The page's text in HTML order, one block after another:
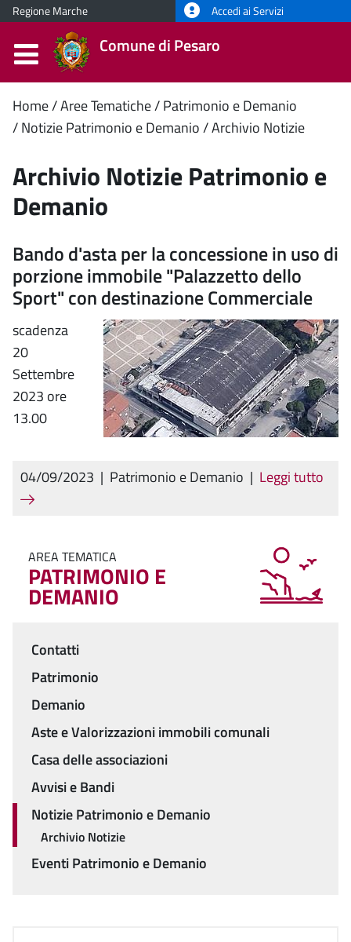
Regione Marche Accedi ai Servizi
Comune di Pesaro
Contenuto
Home Aree Tematiche Patrimonio e Demanio
Notizie Patrimonio e Demanio Archivio Notizie
Archivio Notizie Patrimonio e
Demanio
Bando d'asta per la concessione in uso di
porzione immobile "Palazzetto dello
Sport" con destinazione Commerciale
scadenza
20
Settembre
2023 ore
13.00
04/09/2023 | Patrimonio e Demanio | Leggi tutto
AREA TEMATICA
PATRIMONIO E
DEMANIO
Menu
Contatti
Patrimonio
Demanio
Aste e Valorizzazioni immobili comunali
Casa delle associazioni
Avvisi e Bandi
Notizie Patrimonio e Demanio
Archivio Notizie
Eventi Patrimonio e Demanio